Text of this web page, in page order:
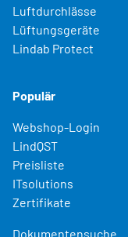
Luftdurchlässe
Lüftungsgeräte
Lindab Protect
Populär
Webshop-Login
LindQST
Preisliste
ITsolutions
Zertifikate
Dokumentensuche